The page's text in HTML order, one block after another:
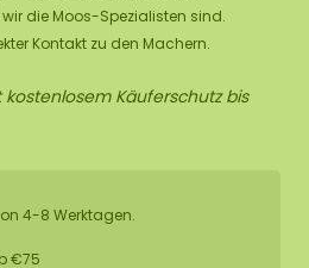
die Moos-Spezialisten sind.
Kontakt zu den Machern.
Käuferschutz bis
4-8 Werktagen.
€75